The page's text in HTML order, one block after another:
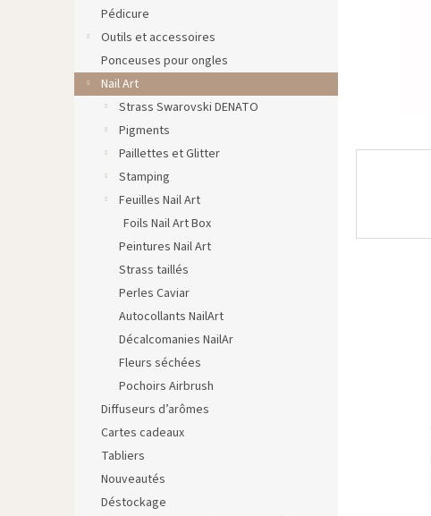
Pédicure
Outils et accessoires
Ponceuses pour ongles
Nail Art
Strass Swarovski DENATO
Pigments
Paillettes et Glitter
Stamping
Feuilles Nail Art
Foils Nail Art Box
Peintures Nail Art
Strass taillés
Perles Caviar
Autocollants NailArt
Décalcomanies NailAr
Fleurs séchées
Pochoirs Airbrush
Diffuseurs d’arômes
Cartes cadeaux
Tabliers
Nouveautés
Déstockage